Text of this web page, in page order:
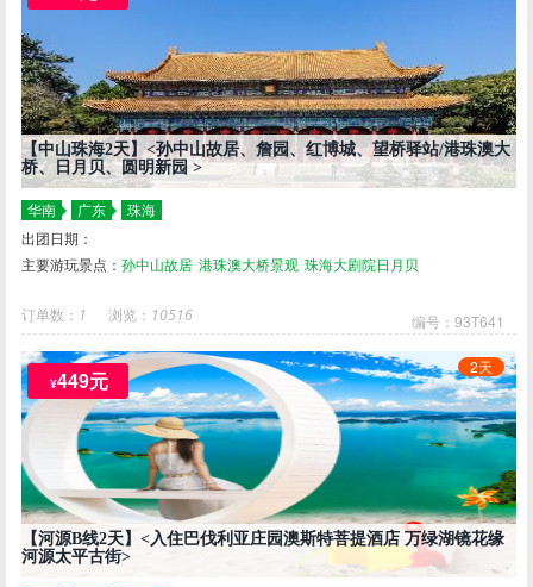
【中山珠海2天】<孙中山故居、詹园、红博城、望桥驿站/港珠澳大
桥、日月贝、圆明新园 >
华南 广东
珠海
出团日期：
主要游玩景点：孙中山故居 港珠澳大桥景观 珠海大剧院日月贝
订单数： 1 浏览： 10516 编号：93T641
【河源B线2天】<入住巴伐利亚庄园澳斯特菩提酒店 万绿湖镜花缘
河源太平古街>
2天
¥449元